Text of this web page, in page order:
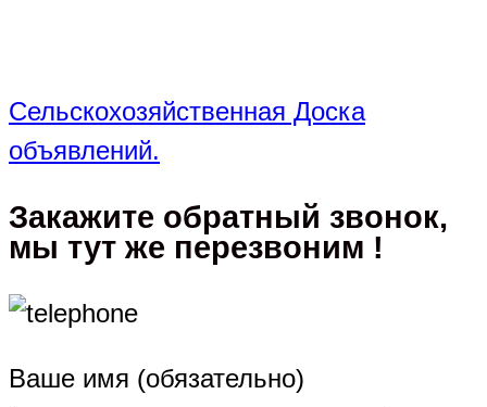
Сельскохозяйственная Доска
объявлений.
Закажите обратный звонок,
мы тут же перезвоним !
Ваше имя (обязательно)